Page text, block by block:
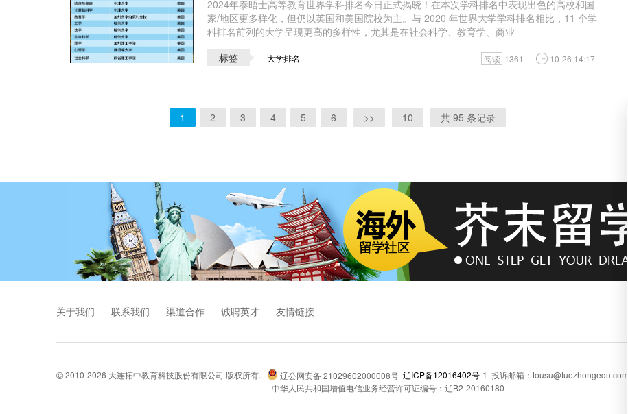
2024年泰晤士高等教育世界学科排名今日正式揭晓！在本次学科排名中表现出色的高校和国
家/地区更多样化，但仍以英国和美国院校为主。与 2020 年世界大学学科排名相比，11 个学
科排名前列的大学呈现更高的多样性，尤其是在社会科学、教育学、商业
标签
大学排名 阅读 1361 10-26 14:17
1 2 3 4 5 6 >> 10 共 95 条记录
关于我们 联系我们 渠道合作 诚聘英才 友情链接
©2010-2026 大连拓中教育科技股份有限公司 版权所有. 辽公网安备 21029602000008号 辽ICP备12016402号-1 投诉邮箱：tousu@tuozhongedu.com
中华人民共和国增值电信业务经营许可证编号：辽B2-20160180